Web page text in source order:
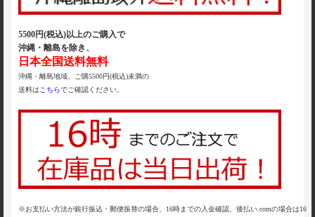
5500円(税込)以上のご購入で
沖縄・離島を除き、
日本全国送料無料
沖縄・離島地域、ご購5500円(税込)未満の
送料はこちらでご確認ください。
※お支払い方法が銀行振込・郵便振替の場合、16時までの入金確認、後払い.comの場合は16